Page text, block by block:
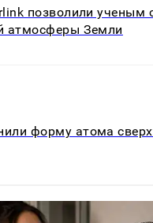
позволили ученым
атмосферы Земли
форму атома